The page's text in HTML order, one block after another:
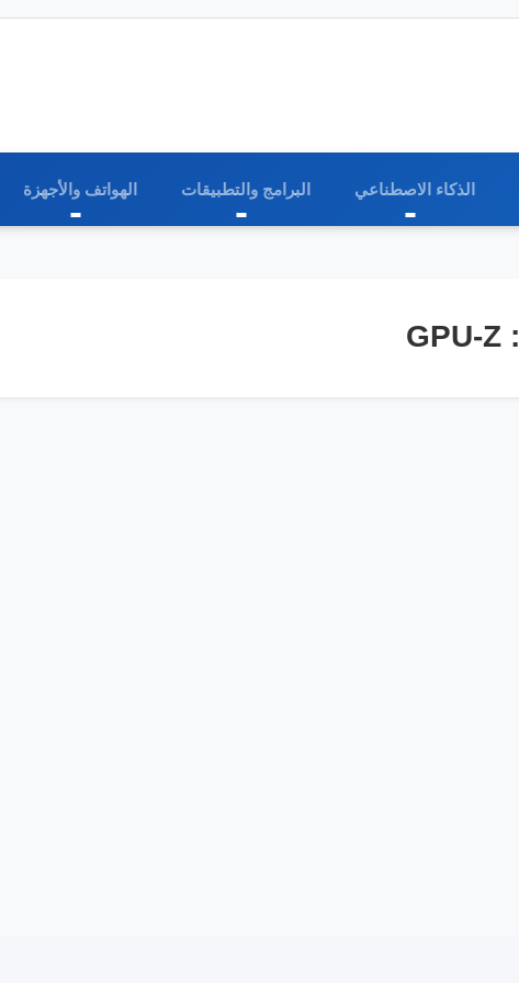
الذكاء الاصطناعي البرامج والتطبيقات الهواتف والأجهزة
GPU-Z